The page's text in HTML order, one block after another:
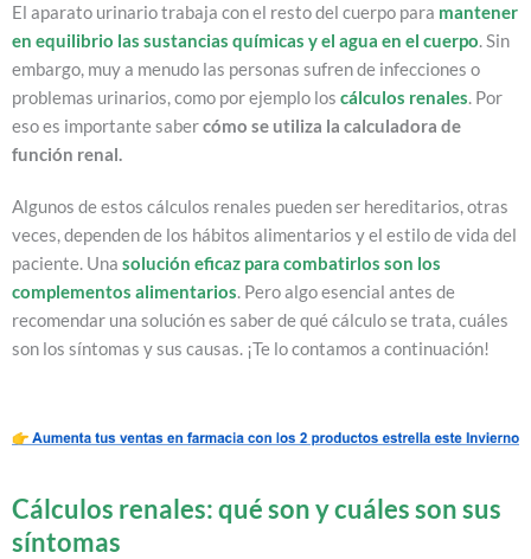
El aparato urinario trabaja con el resto del cuerpo para mantener
en equilibrio las sustancias químicas y el agua en el cuerpo. Sin
embargo, muy a menudo las personas sufren de infecciones o
problemas urinarios, como por ejemplo los cálculos renales. Por
eso es importante sabercómo se utiliza la calculadora de
función renal.
Algunos de estos cálculos renales pueden ser hereditarios, otras
veces, dependen de los hábitos alimentarios y el estilo de vida del
paciente. Una solución eficaz para combatirlos son los
complementos alimentarios. Pero algo esencial antes de
recomendar una solución es saber de qué cálculo se trata, cuáles
son los síntomas y sus causas. ¡Te lo contamos a continuación!
Cálculos renales: qué son y cuáles son sus
síntomas